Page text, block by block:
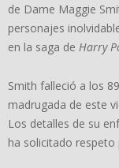
de Dame Maggie
personajes
en la saga de Harry
Smith falleció a los
madrugada de este
Los detalles de su
ha solicitado respeto